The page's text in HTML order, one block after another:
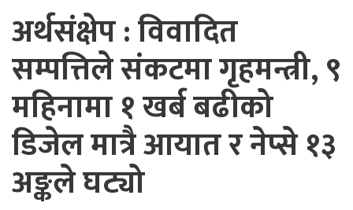
अर्थसंक्षेप : विवादित
सम्पत्तिले संकटमा गृहमन्त्री, ९
महिनामा १ खर्ब बढीको
डिजेल मात्रै आयात र नेप्से १३
अङ्कले घट्यो